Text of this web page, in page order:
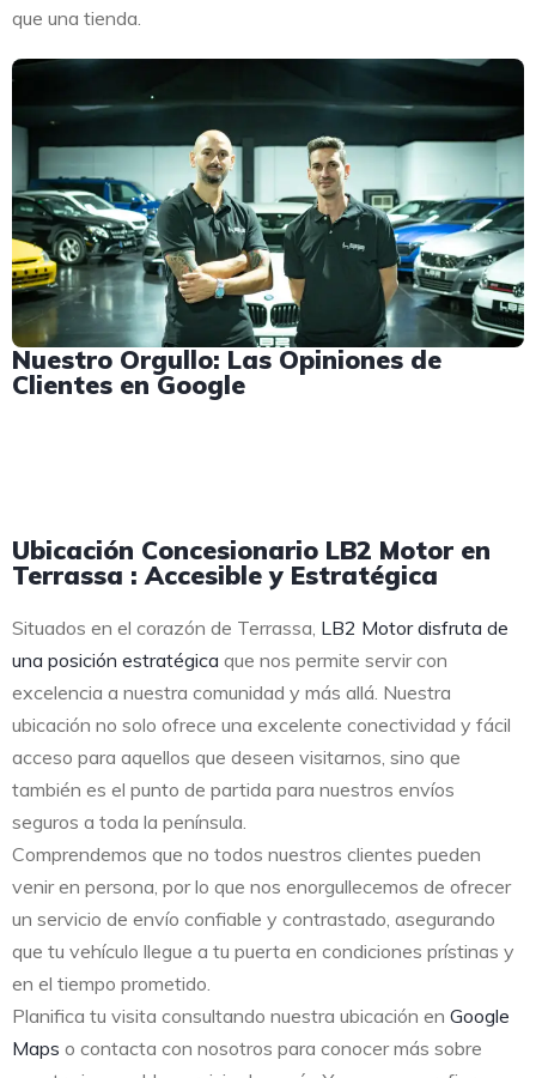
que una tienda.
Nuestro Orgullo: Las Opiniones de
Clientes en Google
Ubicación Concesionario LB2 Motor en
Terrassa : Accesible y Estratégica
Situados en el corazón de Terrassa, LB2 Motor disfruta de
una posición estratégica que nos permite servir con
excelencia a nuestra comunidad y más allá. Nuestra
ubicación no solo ofrece una excelente conectividad y fácil
acceso para aquellos que deseen visitarnos, sino que
también es el punto de partida para nuestros envíos
seguros a toda la península.
Comprendemos que no todos nuestros clientes pueden
venir en persona, por lo que nos enorgullecemos de ofrecer
un servicio de envío confiable y contrastado, asegurando
que tu vehículo llegue a tu puerta en condiciones prístinas y
en el tiempo prometido.
Planifica tu visita consultando nuestra ubicación en Google
Maps o contacta con nosotros para conocer más sobre